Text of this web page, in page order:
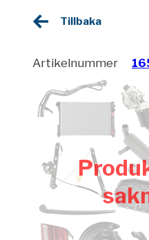
Tillbaka
Artikelnummer